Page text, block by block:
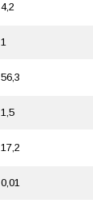
4,2
1
56,3
1,5
17,2
0,01